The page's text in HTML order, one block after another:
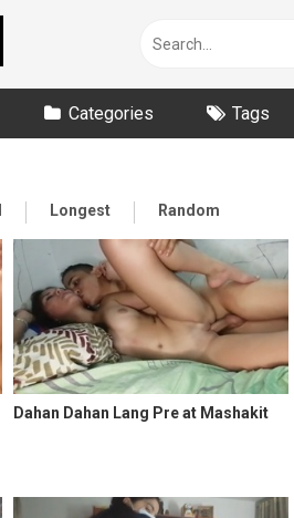
Categories Tags
Longest Random
Dahan Dahan Lang Pre at Mashakit